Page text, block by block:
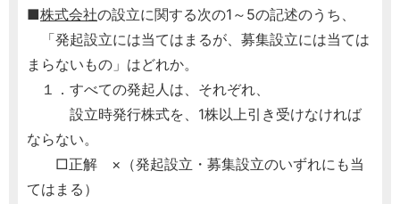
■株式会社の設立に関する次の1～5の記述のうち、
「発起設立には当てはまるが、募集設立には当ては
まらないもの」はどれか。
１．すべての発起人は、それぞれ、
設立時発行株式を、1株以上引き受けなければ
ならない。
□正解 ×（発起設立・募集設立のいずれにも当
てはまる）